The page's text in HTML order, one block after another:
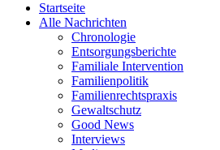
Startseite
Alle Nachrichten
Chronologie
Entsorgungsberichte
Familiale Intervention
Familienpolitik
Familienrechtspraxis
Gewaltschutz
Good News
Interviews